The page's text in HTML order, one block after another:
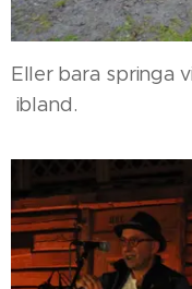
Eller bara springa
ibland.